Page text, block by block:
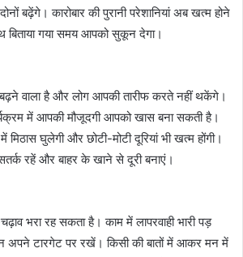
बढ़ेंगे। कारोबार की पुरानी परेशानियां अब खत्म होने
बिताया गया समय आपको सुकून देगा।
वाला है और लोग आपकी तारीफ करते नहीं थकेंगे।
में आपकी मौजूदगी आपको खास बना सकती है।
मिठास घुलेगी और छोटी-मोटी दूरियां भी खत्म होंगी।
रहें और बाहर के खाने से दूरी बनाएं।
भरा रह सकता है। काम में लापरवाही भारी पड़
अपने टारगेट पर रखें। किसी की बातों में आकर मन में